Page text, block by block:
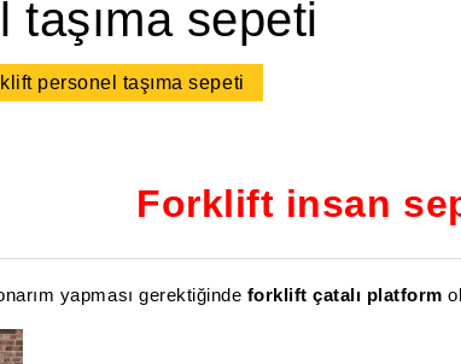
taşıma sepeti
personel taşıma sepeti
Forklift insan
yapması gerektiğinde forklift çatalı platform